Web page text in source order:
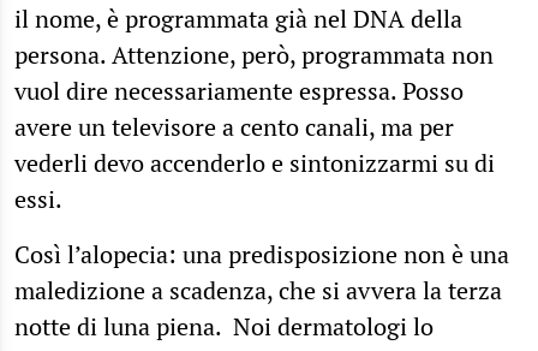
il nome, è programmata già nel DNA della
persona. Attenzione, però, programmata non
vuol dire necessariamente espressa. Posso
avere un televisore a cento canali, ma per
vederli devo accenderlo e sintonizzarmi su di
essi.
Così l’alopecia: una predisposizione non è una
maledizione a scadenza, che si avvera la terza
notte di luna piena. Noi dermatologi lo